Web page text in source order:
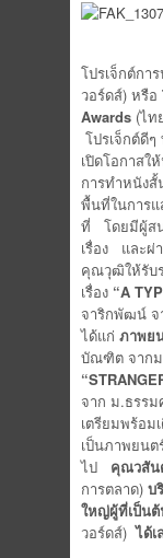
โปรเจ็กต์กา
วอร์ดส์) หรือ
Awards (ไท
โปรเจ็กต์ดีๆ
เปิดโอกาส
การทำหนังสั้
พื้นที่ในการแ
ที่ โดยมีผู้สน
เรื่อง และผ่
คุณวุฒิให้รับ
เรื่อง “A
จาริกพัฒน์ จ
ได้แก่ ภาพย
บัณฑิต จากม
จาก ม.ธรร
เตรียมพร้อม
เป็นภาพยนต
ไป คุณวสัน
การตลาด) บ
ใหญ่ผู้ที่เป็นต้
วอร์ดส์) ได้เ